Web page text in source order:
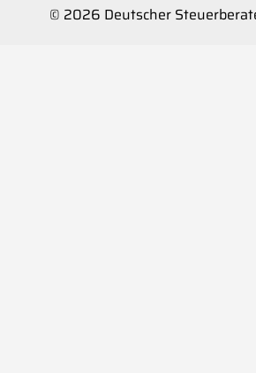
© 2026 Deutscher